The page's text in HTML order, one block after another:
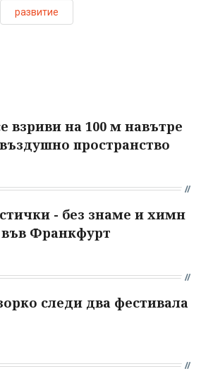
развитие
взриви на 100 м навътре
пространство
- без знаме и химн
Франкфурт
следи два фестивала